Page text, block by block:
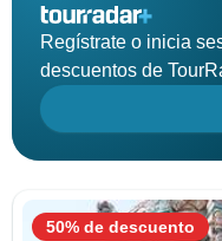
Regístrate o inicia
descuentos de
50% de descuento